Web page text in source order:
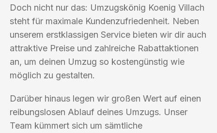
Doch nicht nur das: Umzugskönig Koenig Villach
steht für maximale Kundenzufriedenheit. Neben
unserem erstklassigen Service bieten wir dir auch
attraktive Preise und zahlreiche Rabattaktionen
an, um deinen Umzug so kostengünstig wie
möglich zu gestalten.
Darüber hinaus legen wir großen Wert auf einen
reibungslosen Ablauf deines Umzugs. Unser
Team kümmert sich um sämtliche